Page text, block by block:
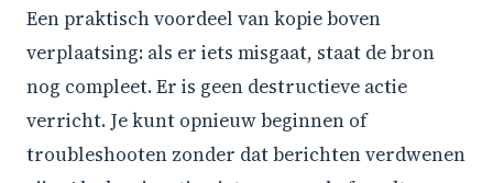
Een praktisch voordeel van kopie boven
verplaatsing: als er iets misgaat, staat de bron
nog compleet. Er is geen destructieve actie
verricht. Je kunt opnieuw beginnen of
troubleshooten zonder dat berichten verdwenen